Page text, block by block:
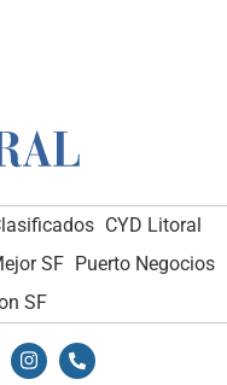
CYD Litoral
SF Puerto Negocios
SF